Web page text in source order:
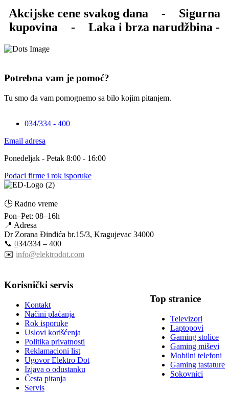
Akcijske cene svakog dana -
Sigurna
kupovina
- Laka i brza narudžbina -
Potrebna vam je pomoć?
Tu smo da vam pomognemo sa bilo kojim pitanjem.
034/334 - 400
Email adresa
Ponedeljak - Petak 8:00 - 16:00
Podaci firme i rok isporuke
🕒 Radno vreme
Pon–Pet: 08–16h
📍 Adresa
Dr Zorana Đinđića br.15/3, Kragujevac 34000
📞 034/334 – 400
✉️ info@elektrodot.com
Korisnički servis
Kontakt
Načini plaćanja
Rok isporuke
Uslovi korišćenja
Politika privatnosti
Reklamacioni list
Ugovor Elektro Dot
Izjava o odustanku
Česta pitanja
Servis
Top stranice
Televizori
Laptopovi
Gaming stolice
Gaming miševi
Mobilni telefoni
Gaming tastature
Sokovnici